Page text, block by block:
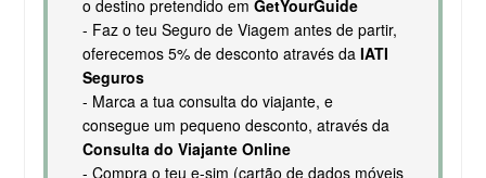
o destino pretendido em GetYourGuide
- Faz o teu Seguro de Viagem antes de partir,
oferecemos 5% de desconto através da IATI
Seguros
- Marca a tua consulta do viajante, e
consegue um pequeno desconto, através da
Consulta do Viajante Online
- Compra o teu e-sim (cartão de dados móveis